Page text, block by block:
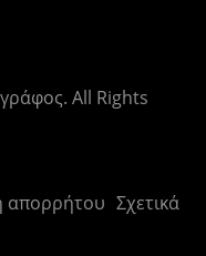
All Rights
απορρήτου Σχετικά